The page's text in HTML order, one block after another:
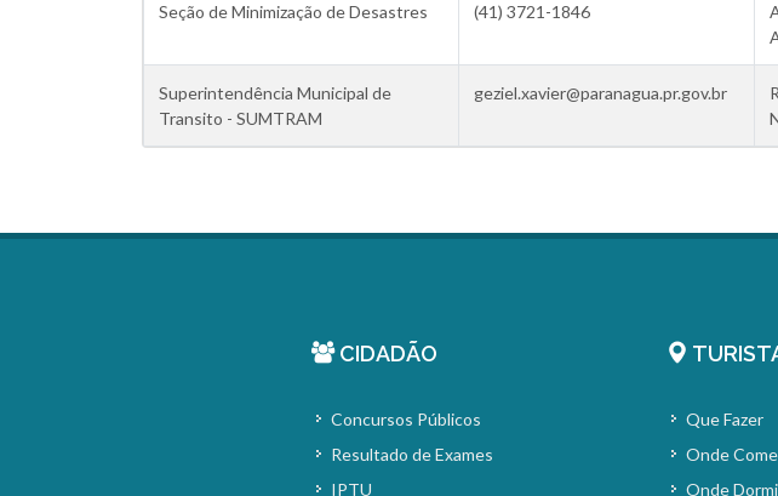
Seção de Minimização de Desastres (41) 3721-1846
Superintendência Municipal de
Transito - SUMTRAM
geziel.xavier@paranagua.pr.gov.br
CIDADÃO
Concursos Públicos
Resultado de Exames
IPTU
Que Fazer
Onde
Onde